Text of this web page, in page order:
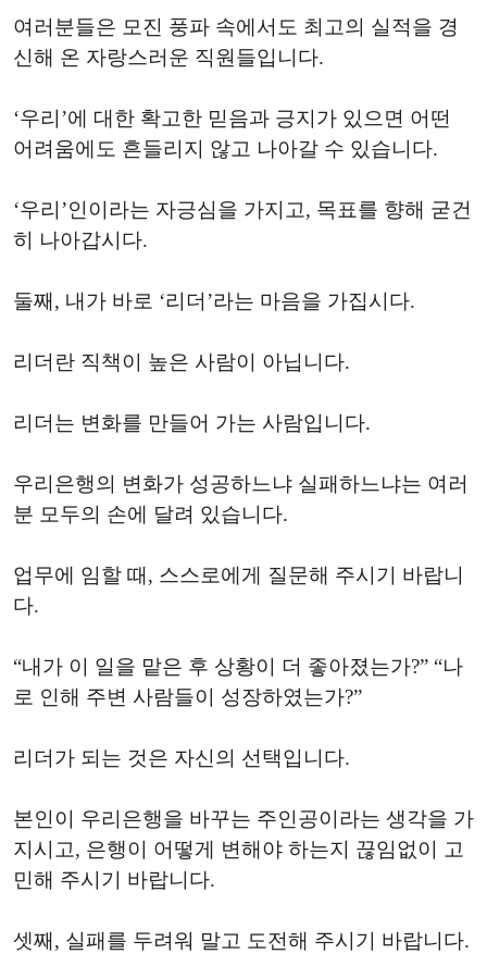
여러분들은 모진 풍파 속에서도 최고의 실적을 경
신해 온 자랑스러운 직원들입니다.
‘우리’에 대한 확고한 믿음과 긍지가 있으면 어떤
어려움에도 흔들리지 않고 나아갈 수 있습니다.
‘우리’인이라는 자긍심을 가지고, 목표를 향해 굳건
히 나아갑시다.
둘째, 내가 바로 ‘리더’라는 마음을 가집시다.
리더란 직책이 높은 사람이 아닙니다.
리더는 변화를 만들어 가는 사람입니다.
우리은행의 변화가 성공하느냐 실패하느냐는 여러
분 모두의 손에 달려 있습니다.
업무에 임할 때, 스스로에게 질문해 주시기 바랍니
다.
“내가 이 일을 맡은 후 상황이 더 좋아졌는가?” “나
로 인해 주변 사람들이 성장하였는가?”
리더가 되는 것은 자신의 선택입니다.
본인이 우리은행을 바꾸는 주인공이라는 생각을 가
지시고, 은행이 어떻게 변해야 하는지 끊임없이 고
민해 주시기 바랍니다.
셋째, 실패를 두려워 말고 도전해 주시기 바랍니다.